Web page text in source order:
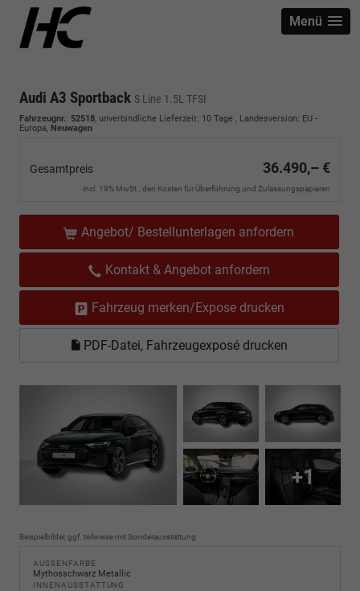
Menü
Audi A3 Sportback S Line 1.5L TFSI
Fahrzeugnr.: 52518, unverbindliche Lieferzeit: 10 Tage , Landesversion: EU -
Europa, Neuwagen
Gesamtpreis 36.490,– €
incl. 19% MwSt., den Kosten für Überführung und Zulassungspapieren
Angebot/ Bestellunterlagen anfordern
Kontakt & Angebot anfordern
Fahrzeug merken/Expose drucken
PDF-Datei, Fahrzeugexposé drucken
+1
Beispielbilder, ggf. teilweise mit Sonderausstattung
AUSSENFARBE
Mythosschwarz Metallic
INNENAUSSTATTUNG